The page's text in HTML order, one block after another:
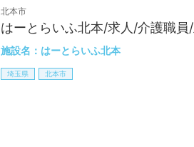
はーとらいふ北本/求人/介護職
施設名： はーとらいふ北本
北本市
埼玉県 北本市